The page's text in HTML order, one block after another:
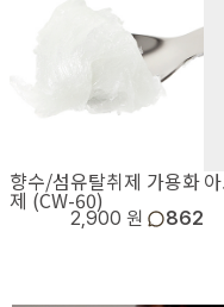
향수/섬유탈취제 가용화
제 (CW-60)
2,900 원 862